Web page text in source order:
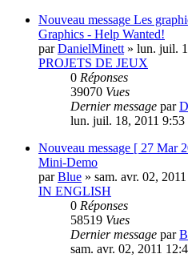
Nouveau message Les
Graphics - Help Wanted!
parDanielMinett » lun. juil.
PROJETS DE JEUX
0 Réponses
39070 Vues
Dernier message par
lun. juil. 18, 2011 9:53
Nouveau message [ 27 Mar
Mini-Demo
parBlue » sam. avr. 02,
IN ENGLISH
0 Réponses
58519 Vues
Dernier message par
sam. avr. 02, 2011